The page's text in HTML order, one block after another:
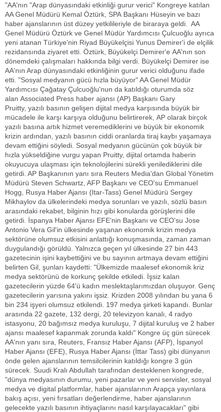
"AA'nın "Arap dünyasındaki etkinliği gurur verici" Kongreye katılan
AA Genel Müdürü Kemal Öztürk, SPA Başkanı Hüseyin ve bazı
haber ajanslarının üst düzey yetkilileriyle de biraraya geldi. AA
Genel Müdürü Öztürk ve Genel Müdür Yardımcısı Çulcuoğlu ayrıca
yeni atanan Türkiye'nin Riyad Büyükelçisi Yunus Demirer'i de elçilik
rezidansında ziyaret etti. Öztürk, Büyükelçi Demirer'e AA'nın son
dönemdeki çalışmaları hakkında bilgi verdi. Büyükelçi Demirer ise
AA'nın Arap dünyasındaki etkinliğinin gurur verici olduğunu ifade
etti. "Sosyal medyanın gücü hızla büyüyor" AA Genel Müdür
Yardımcısı Çağatay Çulcuoğlu'nun da katıldığı oturumda söz
alan Associated Press haber ajansı (AP) Başkanı Gary
Pruitty, yazılı basının gelişen dijital medya karşısında büyük bir
mücadele ile karşı karşıya olduğunu belirtirerek, AP olarak birçok
yazılı basına artık hizmet veremediklerini ve büyük bir ekonomik
krizin ardından, yazılı basının ciddi oranlarda tiraj kaybı yaşamaya
devam ettiğini söyledi. Sosyal medyanın gücünün çok büyük bir
hızla yükseldiğine vurgu yapan Pruitty, dijital ortamda haberin
okuyucuya ulaşması için teknolojilerini sürekli yenilediklerini dile
getirdi. AP Başkanının yanı sıra Reuters Media'dan Global Yönetim
Müdürü Steven Schwartz, AFP Başkanı ve CEO'su Emmanuel
Hogg, Rusya Haber Ajansı (Itar-Tass) Genel Müdürü Sergey
Mikhaylov da ülkelerindeki medya sorunları ve yazılı, sözlü basın
arasındaki rekabet, bilginin hızı gibi konularda görüşlerini dile
getirdi. İspanya Haber Ajansı EFE'nin Başkanı ve CEO'su Jose
Antonio Vera Gil'in ülkesinde yaşanan ekonomik krizin medya
sektörüne olumsuz etkisini anlattığı konuşmasında, zaman zaman
duygulandığı görüldü. Yalnızca geçen yıl ülkesinde 27 bin 443
gazetecinin işini kaybettiğini ve bu sayının artmaya devam ettiğini
belirten Gil, şunları kaydetti: "Ülkemizde maalesef ekonomik kriz
medya sektörünü de korkunç şekilde etkiledi. İşsiz kalan
gazetecilerin yüzde 64'ü kadın meslektaşlarımızdan oluşuyor. Genç
gazetecilerin yarısına yakını işsiz. Krizden 2008 yılından bu yana 6
bin 234 işyeri olumsuz etkilendi. 197 medya şirketi kapandı. Bunlar
arasında 22 gazete, 132 dergi, 20 televizyon kanalı, 4 radyo
istasyonu, 20 bağımsız medya kuruluşu, 7 dijital kuruluş ve 2 haber
ajansı maalesef kapanmak zorunda kaldı" Kongre üç gün sürecek
AA'nın yanı sıra, Reuters, Fransız Haber Ajansı (AFP), İspanyol
Haber Ajansı (EFE), Rusya Haber Ajansı (İttar Tass) gibi dünyanın
önde gelen ajanslarının temsilcilerinin katıldığı kongre 3 gün
sürecek. Suudi Kralı Abdullah tarafından desteklenen kongrede,
"dünya medyasının durumu, yeni pazarlar ve yeni servisler, sosyal
medya ve digital platformlar, haber ajanslarının Arapça yayınlara
bakış açısı, yeni fırsatları değerlendirme, haber ajanslarının
gelecekte yazılı basının ihtiyaçlarını nasıl karşılayacakları" gibi